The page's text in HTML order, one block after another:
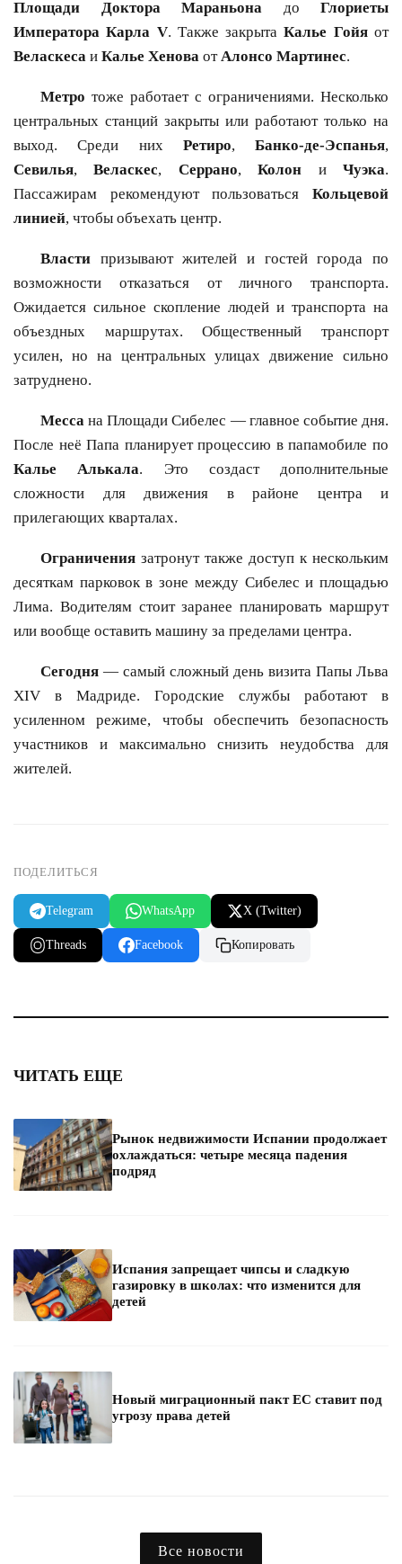
Площади Доктора Мараньона до Глориеты
Императора Карла V. Также закрытаКалье Гойяот
Веласкеса и Калье Хенова отАлонсо Мартинес.
Метро тоже работает с ограничениями. Несколько
центральных станций закрыты или работают только на
выход. Среди них Ретиро, Банко-де-Эспанья,
Севилья,Веласкес, Серрано,Колон иЧуэка.
Пассажирам рекомендуют пользоваться Кольцевой
линией, чтобы объехать центр.
Власти призывают жителей и гостей города по
возможности отказаться от личного транспорта.
Ожидается сильное скопление людей и транспорта на
объездных маршрутах. Общественный транспорт
усилен, но на центральных улицах движение сильно
затруднено.
Месса на Площади Сибелес — главное событие дня.
После неё Папа планирует процессию в папамобиле по
Калье Алькала. Это создаст дополнительные
сложности для движения в районе центра и
прилегающих кварталах.
Ограничения затронут также доступ к нескольким
десяткам парковок в зоне между Сибелес и площадью
Лима. Водителям стоит заранее планировать маршрут
или вообще оставить машину за пределами центра.
Сегодня — самый сложный день визита Папы Льва
XIV в Мадриде. Городские службы работают в
усиленном режиме, чтобы обеспечить безопасность
участников и максимально снизить неудобства для
жителей.
ПОДЕЛИТЬСЯ
Telegram WhatsApp X (Twitter)
Threads Facebook Копировать
ЧИТАТЬ ЕЩЕ
Рынок недвижимости Испании продолжает
охлаждаться: четыре месяца падения
подряд
Испания запрещает чипсы и сладкую
газировку в школах: что изменится для
детей
Новый миграционный пакт ЕС ставит под
угрозу права детей
Все новости